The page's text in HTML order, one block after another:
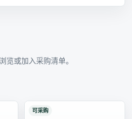
览或加入采购清单。
可采购